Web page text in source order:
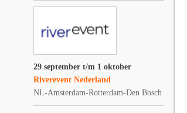
29 september t/m 1 oktober
Riverevent Nederland
NL-Amsterdam-Rotterdam-Den Bosch